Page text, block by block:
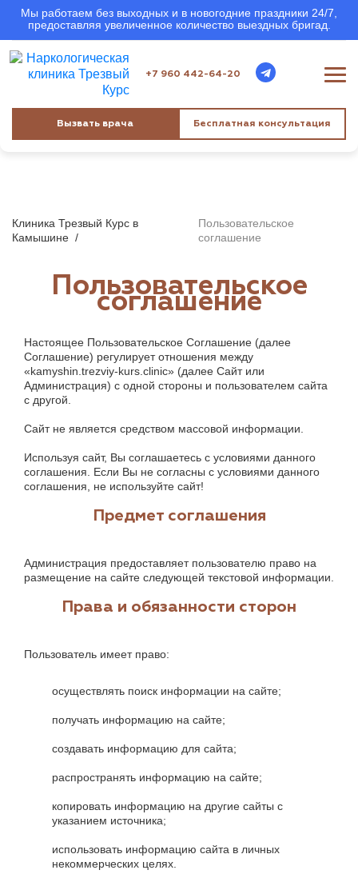
Мы работаем без выходных и в новогодние праздники 24/7,
предоставляя увеличенное количество выездных бригад.
+7 960 442-64-20
Вызвать врача Бесплатная консультация
Клиника Трезвый Курс в
Камышине /
Пользовательское
соглашение
Пользовательское
cоглашение
Настоящее Пользовательское Соглашение (далее
Соглашение) регулирует отношения между
«kamyshin.trezviy-kurs.clinic» (далее Сайт или
Администрация) с одной стороны и пользователем сайта
с другой.
Сайт не является средством массовой информации.
Используя сайт, Вы соглашаетесь с условиями данного
соглашения. Если Вы не согласны с условиями данного
соглашения, не используйте сайт!
Предмет соглашения
Администрация предоставляет пользователю право на
размещение на сайте следующей текстовой информации.
Права и обязанности сторон
Пользователь имеет право:
осуществлять поиск информации на сайте;
получать информацию на сайте;
создавать информацию для сайта;
распространять информацию на сайте;
копировать информацию на другие сайты с
указанием источника;
использовать информацию сайта в личных
некоммерческих целях.